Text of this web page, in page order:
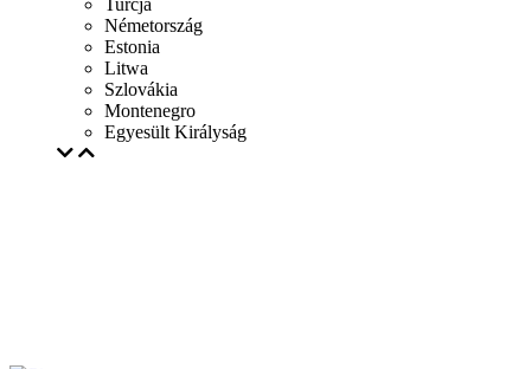
Turcja
Németország
Estonia
Litwa
Szlovákia
Montenegro
Egyesült Királyság